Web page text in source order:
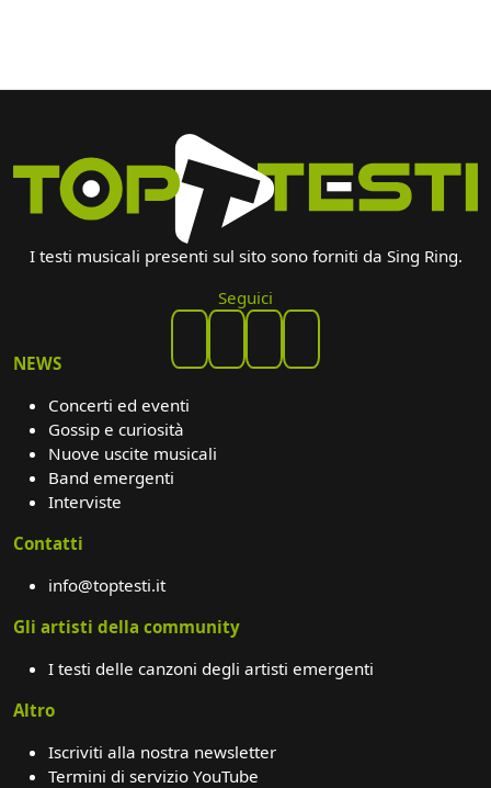
I testi musicali presenti sul sito sono forniti da Sing Ring.
Seguici
NEWS
Concerti ed eventi
Gossip e curiosità
Nuove uscite musicali
Band emergenti
Interviste
Contatti
info@toptesti.it
Gli artisti della community
I testi delle canzoni degli artisti emergenti
Altro
Iscriviti alla nostra newsletter
Termini di servizio YouTube